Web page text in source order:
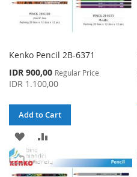
Kenko Pencil 2B-6371
Special
Price
IDR 900,00 Regular Price
IDR 1.100,00
Add to Cart
ADD
TO